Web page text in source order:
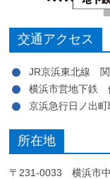
交通アクセス
JR京浜東北線
横浜市営地下鉄
京浜急行日ノ出
所在地
〒231-0033 横浜市